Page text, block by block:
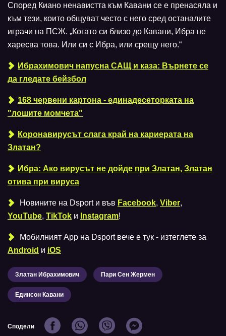
Според Киано ненавистта към Кавани се е пренасяла и
към тези, които общуват често с него сред останалите
играчи на ПСЖ. „Когато си близо до Кавани, Ибра не
харесва това. Или си с Ибра, или срещу него.“
Ибрахимович напусна САЩ и каза: Върнете се
да гледате бейзбол
168 червени картона - единадесеторката на
"лошите момчета"
Коронавирусът слага край на кариерата на
Златан?
Ибра: Ако вирусът не дойде при Златан, Златан
отива при вируса
Новините на Dsport и във Facebook, Viber,
YouTube, TikTok и Instagram!
Мобилният Аpp на Dsport вече е тук - изтеглете за
Android и iOS
Златан Ибрахимович Пари Сен Жермен
Единсон Кавани
Сподели